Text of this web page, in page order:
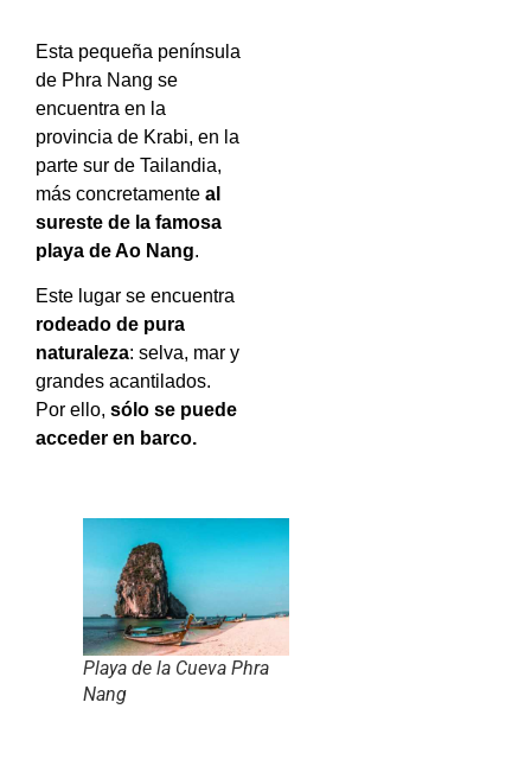
Esta pequeña península
de Phra Nang se
encuentra en la
provincia de Krabi, en la
parte sur de Tailandia,
más concretamente al
sureste de la famosa
playa de Ao Nang.
Este lugar se encuentra
rodeado de pura
naturaleza: selva, mar y
grandes acantilados.
Por ello, sólo se puede
acceder en barco.
Playa de la Cueva Phra
Nang